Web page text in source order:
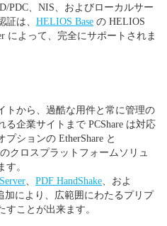
PDC、NIS、およびローカルサー
は、 HELIOS Base の HELIOS
によって、完全にサポートされま
トから、過酷な用件と常に管理の
る企業サイトまで PCShare は対応
プションの EtherShare と
クロスプラットフォームソリュ
。
PDF HandShake 、およ
加により、広範囲にわたるプリプ
すことが出来ます。